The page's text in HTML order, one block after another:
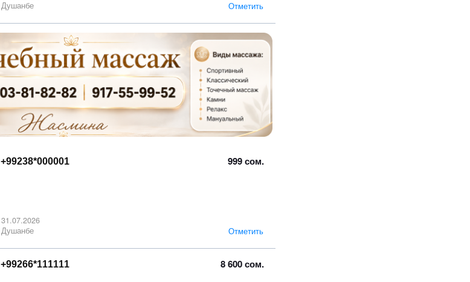
Душанбе
Отметить
999 сом.
+99238*000001
31.07.2026
Душанбе
Отметить
8 600 сом.
+99266*111111